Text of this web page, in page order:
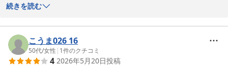
す。
大切な方との素敵な夜を、当施設でお過ごしいただけたとのこと、
大変嬉しく存じます。お客様にとって思い出に残るひとときとなれ
ば幸いです。
続きを読む
こうま026 16
50代/女性 | 1件のクチコミ
4 2026年5月20日投稿